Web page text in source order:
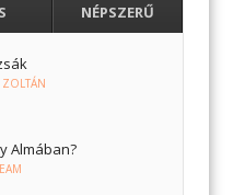
NÉPSZERŰ
ZOLTÁN
Almában?